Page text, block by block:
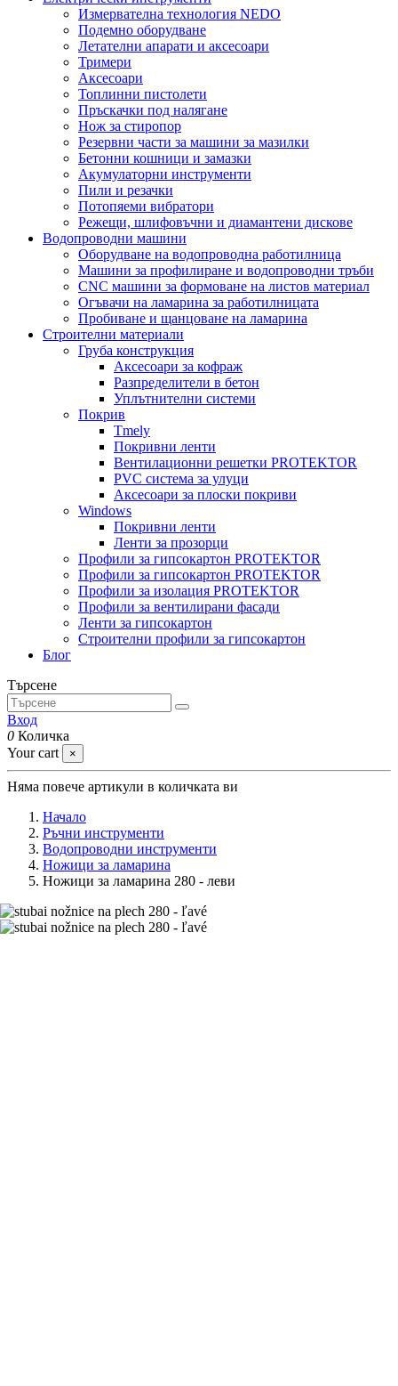
Измервателна технология NEDO
Подемно оборудване
Летателни апарати и аксесоари
Тримери
Аксесоари
Топлинни пистолети
Пръскачки под налягане
Нож за стиропор
Резервни части за машини за мазилки
Бетонни кошници и замазки
Акумулаторни инструменти
Пили и резачки
Потопяеми вибратори
Режещи, шлифовъчни и диамантени дискове
Водопроводни машини
Оборудване на водопроводна работилница
Машини за профилиране и водопроводни тръби
CNC машини за формоване на листов материал
Огъвачи на ламарина за работилницата
Пробиване и щанцоване на ламарина
Строителни материали
Груба конструкция
Аксесоари за кофраж
Разпределители в бетон
Уплътнителни системи
Покрив
Tmely
Покривни ленти
Вентилационни решетки PROTEKTOR
PVC система за улуци
Аксесоари за плоски покриви
Windows
Покривни ленти
Ленти за прозорци
Профили за гипсокартон PROTEKTOR
Профили за гипсокартон PROTEKTOR
Профили за изолация PROTEKTOR
Профили за вентилирани фасади
Ленти за гипсокартон
Строителни профили за гипсокартон
Блог
Търсене
Вход
0 Количка
Your cart
×
Няма повече артикули в количката ви
Начало
Ръчни инструменти
Водопроводни инструменти
Ножици за ламарина
Ножици за ламарина 280 - леви